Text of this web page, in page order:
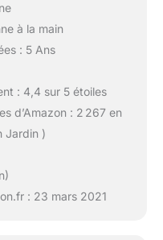
à la main
: 5 Ans
: 4,4 sur 5 étoiles
d’Amazon : 2 267 en
Jardin )
: 23 mars 2021